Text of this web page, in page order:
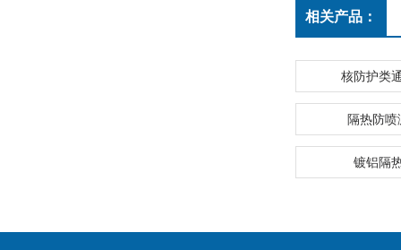
相关产品：
核防护类
隔热防
镀铝隔